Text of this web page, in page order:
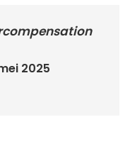
2025